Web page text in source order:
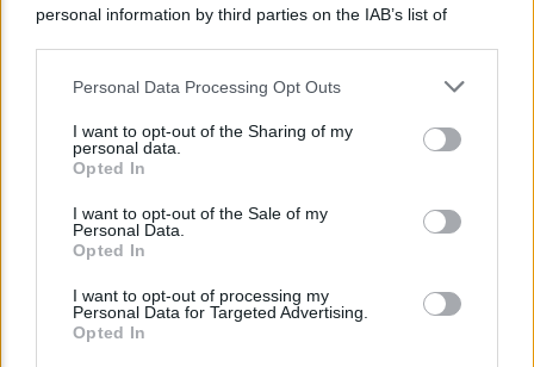
personal information by third parties on the IAB’s list of
This information may also be disclosed by us to third parties
disclose it to other third parties.
Please note that this website/app uses one or more Google
services and may gather and store information including but
not limited to your visit or usage behaviour. You may click to
grant or deny consent to Google and its third-party tags to
consent section.
Personal Data Processing Opt Outs
I want to opt-out of the Sharing of my
personal data.
Opted In
I want to opt-out of the Sale of my
Personal Data.
Opted In
I want to opt-out of processing my
Personal Data for Targeted Advertising.
Opted In
Arredamento artigianale: pezzi unici che
raccontano storie
Lo sapevi che...